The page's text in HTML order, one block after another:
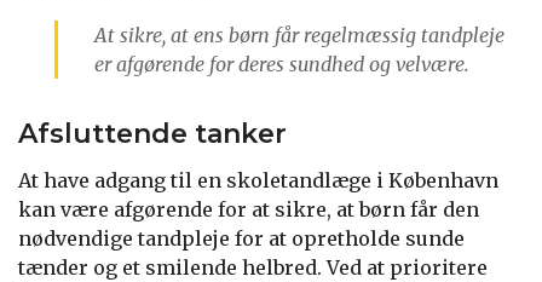
At sikre, at ens børn får regelmæssig tandpleje
er afgørende for deres sundhed og velvære.
Afsluttende tanker
At have adgang til en skoletandlæge i København
kan være afgørende for at sikre, at børn får den
nødvendige tandpleje for at opretholde sunde
tænder og et smilende helbred. Ved at prioritere